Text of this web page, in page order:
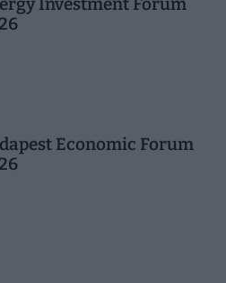
Investment Forum
Economic Forum